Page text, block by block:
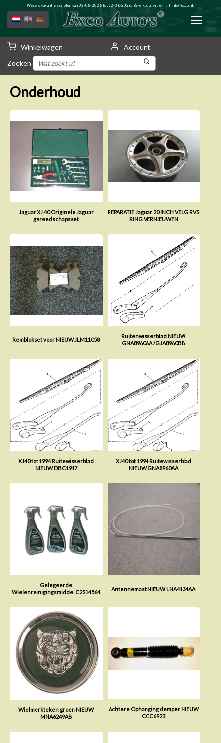
Wegens vakantie gesloten van 03-08-2026 tot 22-08-2026. Bereikbaar via e-mail info@exco.nl.
Winkelwagen
Account
Zoeken
Onderhoud
Jaguar XJ 40 Originele Jaguar
gereedschapsset
REPARATIE Jaguar 20 INCH VELG RVS
RING VERNIEUWEN
Remblokset voor NIEUW JLM11058
Ruitenwisserblad NIEUW
GNA8960AA /GJA8960BB
XJ40 tot 1994 Ruitewisserblad
NIEUW DBC1917
XJ40 tot 1994 Ruitewisserblad
NIEUW GNA8960AA
Gelegeerde
Wielenreinigingsmiddel C2S14564
Antennemast NIEUW LNA4134AA
Wielmerkteken groen NIEUW
MNA6249AB
Achtere Ophanging demper NIEUW
CCC6923